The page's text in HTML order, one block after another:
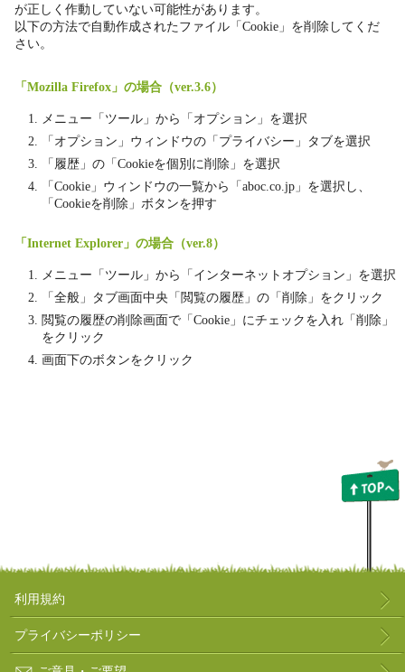
が正しく作動していない可能性があります。
以下の方法で自動作成されたファイル「Cookie」を削除してくだ
さい。
「Mozilla Firefox」の場合（ver.3.6）
メニュー「ツール」から「オプション」を選択
「オプション」ウィンドウの「プライバシー」タブを選択
「履歴」の「Cookieを個別に削除」を選択
「Cookie」ウィンドウの一覧から「aboc.co.jp」を選択し、
「Cookieを削除」ボタンを押す
「Internet Explorer」の場合（ver.8）
メニュー「ツール」から「インターネットオプション」を選択
「全般」タブ画面中央「閲覧の履歴」の「削除」をクリック
閲覧の履歴の削除画面で「Cookie」にチェックを入れ「削除」
をクリック
画面下のボタンをクリック
利用規約
プライバシーポリシー